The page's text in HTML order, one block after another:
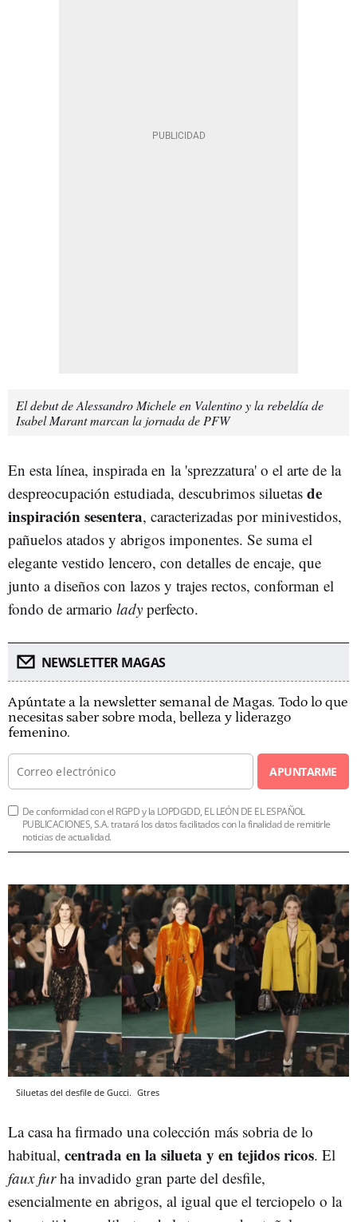
El debut de Alessandro Michele en Valentino y la rebeldía de
Isabel Marant marcan la jornada de PFW
En esta línea, inspirada en la 'sprezzatura' o el arte de la
despreocupación estudiada, descubrimos siluetas de
inspiración sesentera, caracterizadas por minivestidos,
pañuelos atados y abrigos imponentes. Se suma el
elegante vestido lencero, con detalles de encaje, que
junto a diseños con lazos y trajes rectos, conforman el
fondo de armario lady perfecto.
NEWSLETTER MAGAS
Apúntate a la newsletter semanal de Magas. Todo lo que
necesitas saber sobre moda, belleza y liderazgo
femenino.
APUNTARME
De conformidad con el RGPD y la LOPDGDD, EL LEÓN DE EL ESPAÑOL
PUBLICACIONES, S.A. tratará los datos facilitados con la finalidad de remitirle
noticias de actualidad.
Siluetas del desfile de Gucci. Gtres
La casa ha firmado una colección más sobria de lo
habitual, centrada en la silueta y en tejidos ricos. El
faux furha invadido gran parte del desfile,
esencialmente en abrigos, al igual que el terciopelo o la